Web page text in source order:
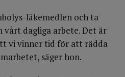
läkemedlen och ta
dagliga arbete. Det är
vi vinner tid för att rädda
säger hon.